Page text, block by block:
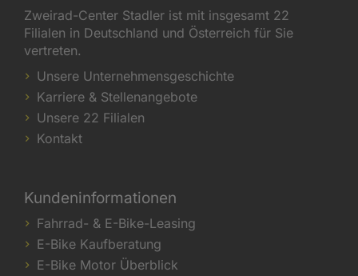
Zweirad-Center Stadler ist mit insgesamt 22
Filialen in Deutschland und Österreich für Sie
vertreten.
Unsere Unternehmensgeschichte
Karriere & Stellenangebote
Unsere 22 Filialen
Kontakt
Kundeninformationen
Fahrrad- & E-Bike-Leasing
E-Bike Kaufberatung
E-Bike Motor Überblick